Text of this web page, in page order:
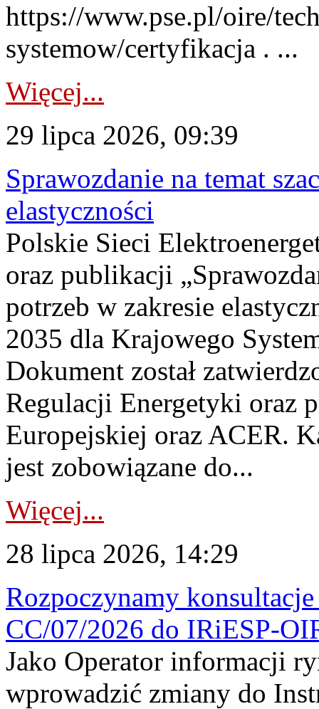
https://www.pse.pl/oire/
systemow/certyfikacja . ...
Więcej...
29 lipca 2026, 09:39
Sprawozdanie na temat
elastyczności
Polskie Sieci
oraz publikacji
potrzeb w zakresie
2035 dla Krajowego
Dokument został
Regulacji Energetyki oraz
Europejskiej oraz ACER.
jest zobowiązane do...
Więcej...
28 lipca 2026, 14:29
Rozpoczynamy
CC/07/2026 do IRiESP-
Jako Operator informacji
wprowadzić zmiany do